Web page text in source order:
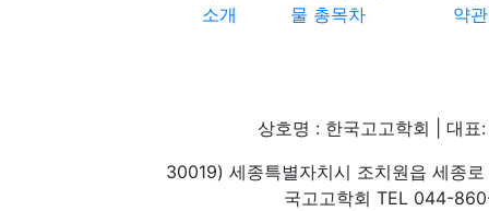
소개
물 총목차
약관
상호명 : 한국고고학회 | 대
30019) 세종특별자치시 조치원읍 세종
국고고학회 TEL 044-